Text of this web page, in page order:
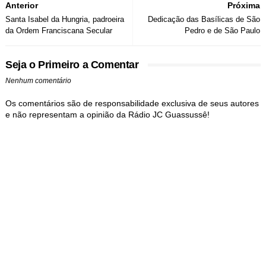
Próxima
Dedicação das Basílicas de São
Pedro e de São Paulo
Anterior
Santa Isabel da Hungria, padroeira
da Ordem Franciscana Secular
Seja o Primeiro a Comentar
Nenhum comentário
Os comentários são de responsabilidade exclusiva de seus autores
e não representam a opinião da Rádio JC Guassussê!